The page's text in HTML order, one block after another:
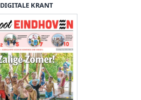
DIGITALE KRANT